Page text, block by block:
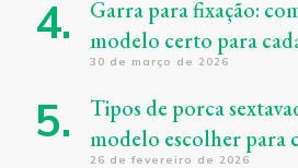
Garra para fixação:
modelo certo para
30 de março de 2026
Tipos de porca
modelo escolher para
26 de fevereiro de 2026